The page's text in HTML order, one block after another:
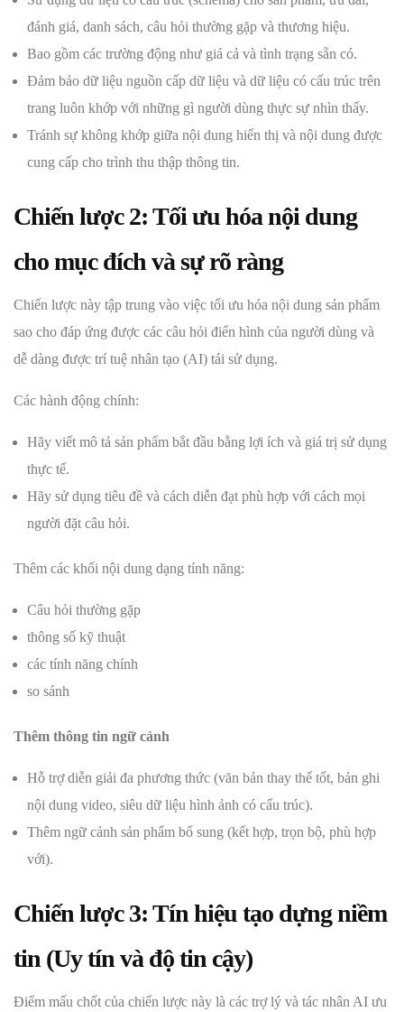
đánh giá, danh sách, câu hỏi thường gặp và thương hiệu.
Bao gồm các trường động như giá cả và tình trạng sẵn có.
Đảm bảo dữ liệu nguồn cấp dữ liệu và dữ liệu có cấu trúc trên
trang luôn khớp với những gì người dùng thực sự nhìn thấy.
Tránh sự không khớp giữa nội dung hiển thị và nội dung được
cung cấp cho trình thu thập thông tin.
Chiến lược 2: Tối ưu hóa nội dung
cho mục đích và sự rõ ràng
Chiến lược này tập trung vào việc tối ưu hóa nội dung sản phẩm
sao cho đáp ứng được các câu hỏi điển hình của người dùng và
dễ dàng được trí tuệ nhân tạo (AI) tái sử dụng.
Các hành động chính:
Hãy viết mô tả sản phẩm bắt đầu bằng lợi ích và giá trị sử dụng
thực tế.
Hãy sử dụng tiêu đề và cách diễn đạt phù hợp với cách mọi
người đặt câu hỏi.
Thêm các khối nội dung dạng tính năng:
Câu hỏi thường gặp
thông số kỹ thuật
các tính năng chính
so sánh
Thêm thông tin ngữ cảnh
Hỗ trợ diễn giải đa phương thức (văn bản thay thế tốt, bản ghi
nội dung video, siêu dữ liệu hình ảnh có cấu trúc).
Thêm ngữ cảnh sản phẩm bổ sung (kết hợp, trọn bộ, phù hợp
với).
Chiến lược 3: Tín hiệu tạo dựng niềm
tin (Uy tín và độ tin cậy)
Điểm mấu chốt của chiến lược này là các trợ lý và tác nhân AI ưu